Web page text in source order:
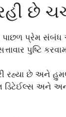
છે
પાછળ પ્રેમ
પુષ્ટિ
રહ્યા છે અને
ડિટેઈલ્સ અને